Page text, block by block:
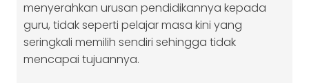
menyerahkan urusan pendidikannya kepada
guru, tidak seperti pelajar masa kini yang
seringkali memilih sendiri sehingga tidak
mencapai tujuannya.